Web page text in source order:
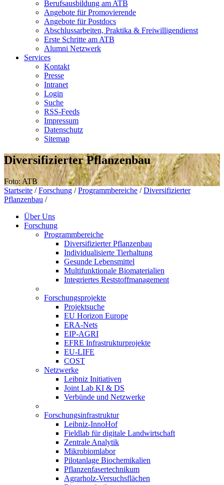
Berufsausbildung am ATB
Angebote für Promovierende
Angebote für Postdocs
Abschlussarbeiten, Praktika & Freiwilligendienst
Erste Schritte am ATB
Alumni Netzwerk
Services
Kontakt
Presse
Intranet
Login
Suche
RSS-Feeds
Impressum
Datenschutz
Sitemap
Diversifizierter Pflanzenbau
Foto: ATB
Startseite / Forschung / Programmbereiche / Diversifizierter
Pflanzenbau /
Über Uns
Forschung
Programmbereiche
Diversifizierter Pflanzenbau
Individualisierte Tierhaltung
Gesunde Lebensmittel
Multifunktionale Biomaterialien
Integriertes Reststoffmanagement
Forschungsprojekte
Projektsuche
EU Horizon Europe
ERA-Nets
EIP-AGRI
EFRE Infrastrukturprojekte
EU-LIFE
COST
Netzwerke
Leibniz Initiativen
Joint Lab KI & DS
Verbünde und Netzwerke
Forschungsinfrastruktur
Leibniz-InnoHof
Fieldlab für digitale Landwirtschaft
Zentrale Analytik
Mikrobiomlabor
Pilotanlage Biochemikalien
Pflanzenfasertechnikum
Agrarholz-Versuchsflächen